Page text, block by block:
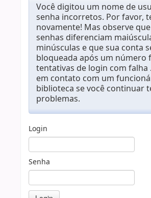
Você digitou um nome de
senha incorretos. Por favor,
novamente! Mas observe
senhas diferenciam
minúsculas e que sua conta
bloqueada após um número
tentativas de login com falha
em contato com um
biblioteca se você continuar
problemas.
Login
Senha